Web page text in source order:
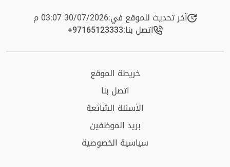
آخر تحديث للموقع في:30/07/2026 03:07 م
اتصل بنا:+97165123333​
خريطة الموقع
اتصل بنا
الأسئلة الشائعة
بريد الموظفين
سياسية الخصوصية